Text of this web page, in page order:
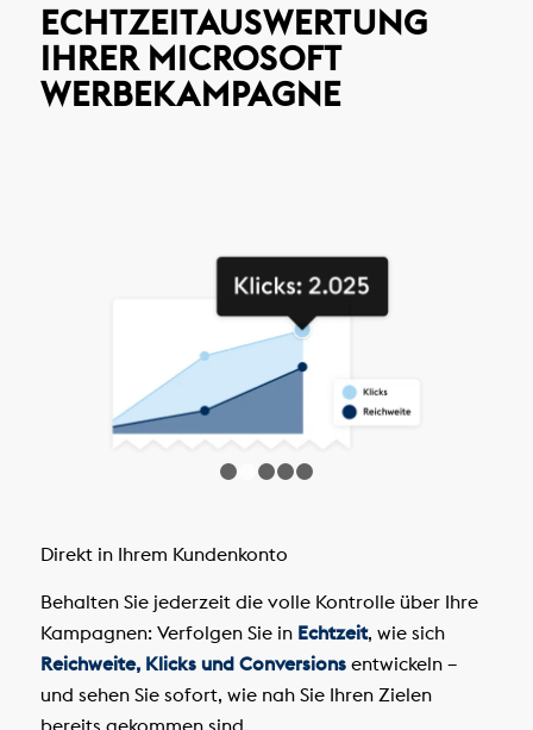
ECHTZEITAUSWERTUNG
IHRER MICROSOFT
WERBEKAMPAGNE
Direkt in Ihrem Kundenkonto
Behalten Sie jederzeit die volle Kontrolle über Ihre
Kampagnen: Verfolgen Sie in Echtzeit, wie sich
Reichweite, Klicks und Conversionsentwickeln –
und sehen Sie sofort, wie nah Sie Ihren Zielen
bereits gekommen sind.